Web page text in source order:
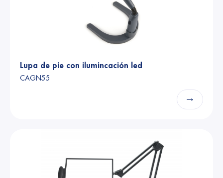
Lupa de pie con ilumincación led
CAGN55
→